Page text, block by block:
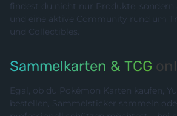
findest du nicht nur Produkte, sondern
und eine aktive Community rund um
und Collectibles.
Sammelkarten & TCG
Egal, ob du Pokémon Karten kaufen,
bestellen, Sammelsticker sammeln